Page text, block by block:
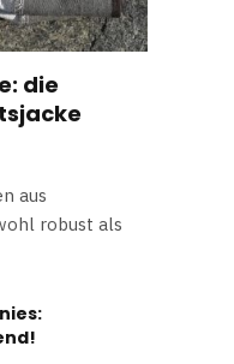
die
aus
robust als